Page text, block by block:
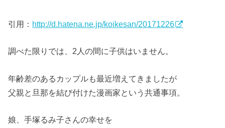
引用： http://d.hatena.ne.jp/koikesan/20171226
調べた限りでは、2人の間に子供はいません。
年齢差のあるカップルも最近増えてきましたが
父親と旦那を結び付けた漫画家という共通事項。
娘、手塚るみ子さんの幸せを